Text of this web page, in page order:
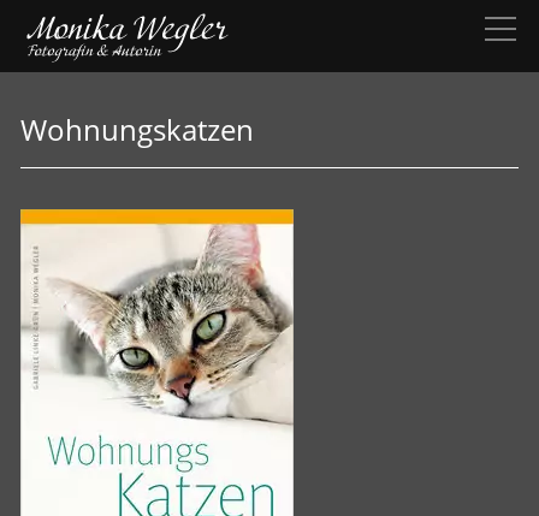
Wohnungskatzen